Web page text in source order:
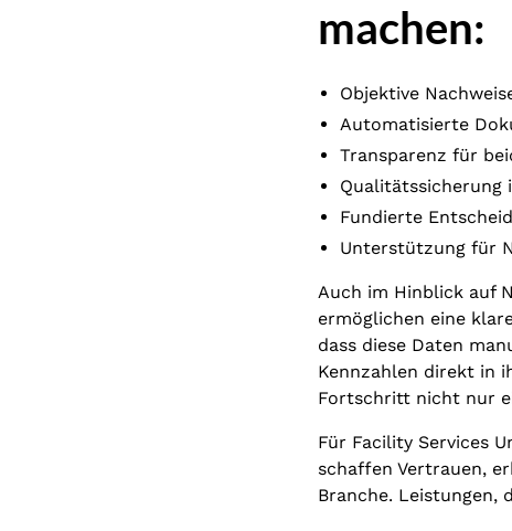
machen:
Objektive
Automatisierte
Transparenz für
Fundierte
Unterstützung für
Auch im Hinblick auf
ermöglichen eine
dass diese Daten
Kennzahlen direkt in
Fortschritt nicht nur
Für Facility Services
schaffen Vertrauen,
Branche. Leistungen,